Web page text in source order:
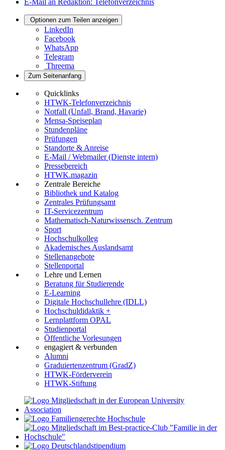
Optionen zum Teilen anzeigen
LinkedIn
Facebook
WhatsApp
Telegram
Threema
Zum Seitenanfang
Quicklinks
HTWK-Telefonverzeichnis
Notfall (Unfall, Brand, Havarie)
Mensa-Speiseplan
Stundenpläne
Prüfungen
Standorte & Anreise
E-Mail / Webmailer (Dienste intern)
Pressebereich
HTWK.magazin
Zentrale Bereiche
Bibliothek und Katalog
Zentrales Prüfungsamt
IT-Servicezentrum
Mathematisch-Naturwissensch. Zentrum
Sport
Hochschulkolleg
Akademisches Auslandsamt
Stellenangebote
Stellenportal
Lehre und Lernen
Beratung für Studierende
E-Learning
Digitale Hochschullehre (IDLL)
Hochschuldidaktik +
Lernplattform OPAL
Studienportal
Öffentliche Vorlesungen
engagiert & verbunden
Alumni
Graduiertenzentrum (GradZ)
HTWK-Förderverein
HTWK-Stiftung